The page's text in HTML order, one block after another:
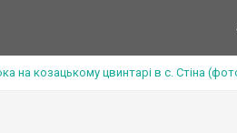
на козацькому цвинтарі в с. Стіна